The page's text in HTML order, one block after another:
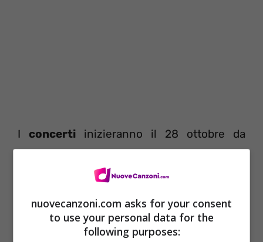
I concerti inizieranno il 28 ottobre da
Padova. Di seguito potete leggere tutte le
, prima però vi informiamo che i
biglietti sono reperibili nel solito circuito
TicketOne. La prevendita dei tagliandi
nuovecanzoni.com asks for your consent
to use your personal data for the
following purposes: